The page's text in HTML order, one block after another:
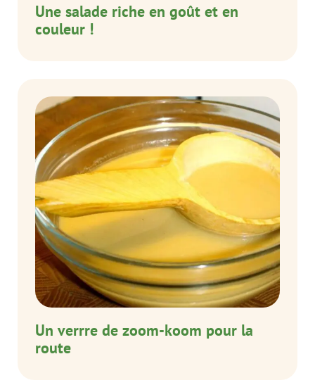
Une salade riche en goût et en
couleur !
Un verrre de zoom-koom pour la
route